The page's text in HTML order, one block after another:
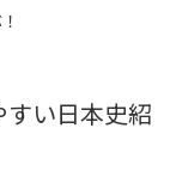
すい日本史紹